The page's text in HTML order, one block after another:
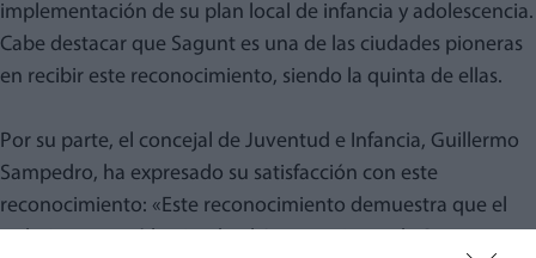
implementación de su plan local de infancia y adolescencia.
Cabe destacar que Sagunt es una de las ciudades pioneras
en recibir este reconocimiento, siendo la quinta de ellas.
Por su parte, el concejal de Juventud e Infancia, Guillermo
Sampedro, ha expresado su satisfacción con este
reconocimiento: «Este reconocimiento demuestra que el